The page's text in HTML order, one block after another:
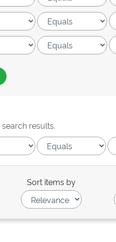
results.
Sort items by